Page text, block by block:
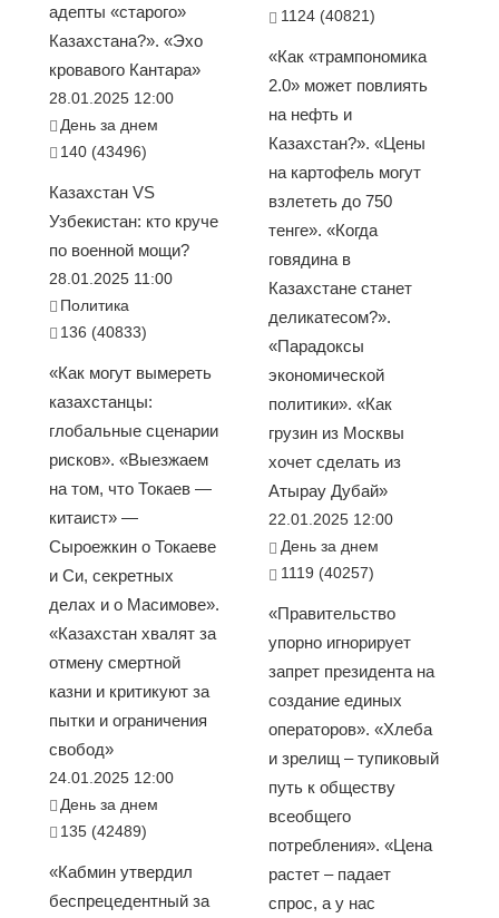
адепты «старого»
Казахстана?». «Эхо
кровавого Кантара»
28.01.2025 12:00
День за днем
140 (43496)
Казахстан VS
Узбекистан: кто круче
по военной мощи?
28.01.2025 11:00
Политика
136 (40833)
«Как могут вымереть
казахстанцы:
глобальные сценарии
рисков». «Выезжаем
на том, что Токаев —
китаист» —
Сыроежкин о Токаеве
и Си, секретных
делах и о Масимове».
«Казахстан хвалят за
отмену смертной
казни и критикуют за
пытки и ограничения
свобод»
24.01.2025 12:00
День за днем
135 (42489)
«Кабмин утвердил
беспрецедентный за
1124 (40821)
«Как «трампономика
2.0» может повлиять
на нефть и
Казахстан?». «Цены
на картофель могут
взлететь до 750
тенге». «Когда
говядина в
Казахстане станет
деликатесом?».
«Парадоксы
экономической
политики». «Как
грузин из Москвы
хочет сделать из
Атырау Дубай»
22.01.2025 12:00
День за днем
1119 (40257)
«Правительство
упорно игнорирует
запрет президента на
создание единых
операторов». «Хлеба
и зрелищ – тупиковый
путь к обществу
всеобщего
потребления». «Цена
растет – падает
спрос, а у нас